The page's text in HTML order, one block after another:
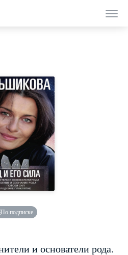
По подписке
и основатели рода.